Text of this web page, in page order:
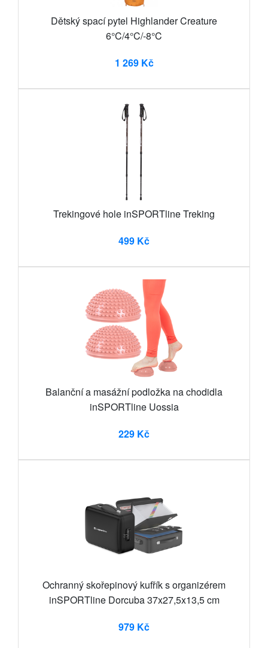
Dětský spací pytel Highlander Creature
6°C/4°C/-8°C
1 269 Kč
Trekingové hole inSPORTline Treking
499 Kč
Balanční a masážní podložka na chodidla
inSPORTline Uossia
229 Kč
Ochranný skořepinový kufřík s organizérem
inSPORTline Dorcuba 37x27,5x13,5 cm
979 Kč